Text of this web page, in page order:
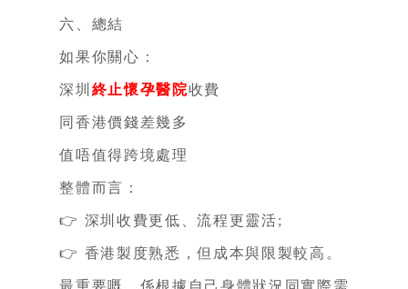
六、總結
如果你關心：
深圳 終止懷孕醫院收費
同香港價錢差幾多
值唔值得跨境處理
整體而言：
👉 深圳收費更低、流程更靈活;
👉 香港製度熟悉，但成本與限製較高。
最重要嘅，係根據自己身體狀況同實際需